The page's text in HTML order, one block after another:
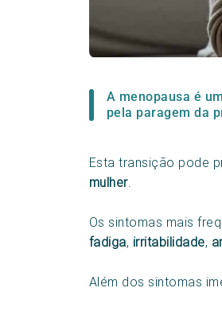
A menopausa é
pela paragem da
Esta transição pode
mulher.
Os sintomas mais
fadiga, irritabilidade,
Além dos sintomas